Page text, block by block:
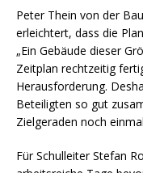
Peter Thein von der
erleichtert, dass die
„Ein Gebäude dieser
Zeitplan rechtzeitig
Herausforderung.
Beteiligten so gut
Zielgeraden noch
Für Schulleiter Stefan